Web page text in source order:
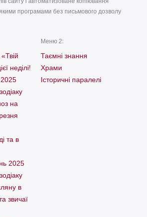
програмами без письмового дозволу
неділі!
2025
на
та в
2025
в
звичаї
Меню 2:
Таємні знання
Храми
Історичні паралелі